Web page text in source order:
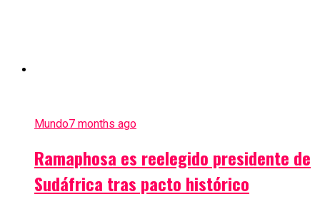
Mundo7 months ago
Ramaphosa es reelegido presidente de
Sudáfrica tras pacto histórico